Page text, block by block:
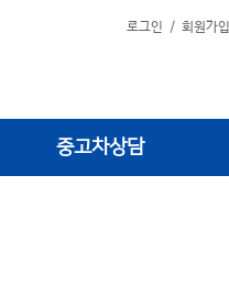
로그인 / 회원가입
중고차상담